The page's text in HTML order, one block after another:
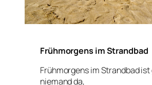
Frühmorgens im Strandbad
Frühmorgens im Strandbad ist
niemand da,